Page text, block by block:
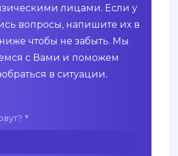
лицами. Если у
вопросы, напишите их в
чтобы не забыть. Мы
с Вами и поможем
в ситуации.
*